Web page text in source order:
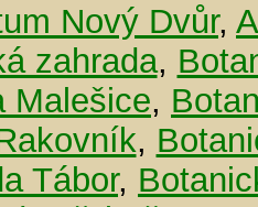
Nový Dvůr,
zahrada,
Malešice,
,
Tábor,